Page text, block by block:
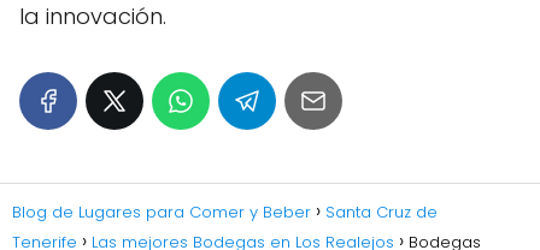
la innovación.
Blog de Lugares para Comer y Beber
Santa Cruz de
Tenerife
Las mejores Bodegas en Los Realejos Bodegas